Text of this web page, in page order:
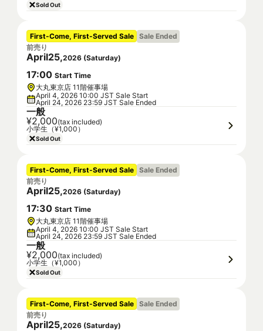
Sold Out
First-Come, First-Served Sale Sale Ended
前売り
April25,2026 (Saturday)
17:00 Start Time
大丸東京店 11階催事場
April 4, 2026 10:00 JST Sale Start
April 24, 2026 23:59 JST Sale Ended
一般
¥2,000(tax included)
小学生（¥1,000）
Sold Out
First-Come, First-Served Sale Sale Ended
前売り
April25,2026 (Saturday)
17:30 Start Time
大丸東京店 11階催事場
April 4, 2026 10:00 JST Sale Start
April 24, 2026 23:59 JST Sale Ended
一般
¥2,000(tax included)
小学生（¥1,000）
Sold Out
First-Come, First-Served Sale Sale Ended
前売り
April25,2026 (Saturday)